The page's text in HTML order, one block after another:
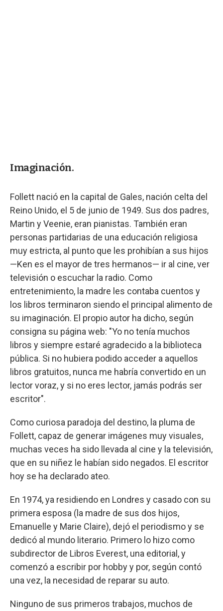
Imaginación.
Follett nació en la capital de Gales, nación celta del
Reino Unido, el 5 de junio de 1949. Sus dos padres,
Martin y Veenie, eran pianistas. También eran
personas partidarias de una educación religiosa
muy estricta, al punto que les prohibían a sus hijos
—Ken es el mayor de tres hermanos— ir al cine, ver
televisión o escuchar la radio. Como
entretenimiento, la madre les contaba cuentos y
los libros terminaron siendo el principal alimento de
su imaginación. El propio autor ha dicho, según
consigna su página web: "Yo no tenía muchos
libros y siempre estaré agradecido a la biblioteca
pública. Si no hubiera podido acceder a aquellos
libros gratuitos, nunca me habría convertido en un
lector voraz, y si no eres lector, jamás podrás ser
escritor".
Como curiosa paradoja del destino, la pluma de
Follett, capaz de generar imágenes muy visuales,
muchas veces ha sido llevada al cine y la televisión,
que en su niñez le habían sido negados. El escritor
hoy se ha declarado ateo.
En 1974, ya residiendo en Londres y casado con su
primera esposa (la madre de sus dos hijos,
Emanuelle y Marie Claire), dejó el periodismo y se
dedicó al mundo literario. Primero lo hizo como
subdirector de Libros Everest, una editorial, y
comenzó a escribir por hobby y por, según contó
una vez, la necesidad de reparar su auto.
Ninguno de sus primeros trabajos, muchos de